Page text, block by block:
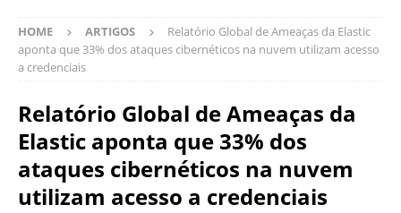
HOME ARTIGOS
Relatório Global de Ameaças da Elastic
aponta que 33% dos ataques cibernéticos na nuvem utilizam acesso
a credenciais
Relatório Global de Ameaças da
Elastic aponta que 33% dos
ataques cibernéticos na nuvem
utilizam acesso a credenciais